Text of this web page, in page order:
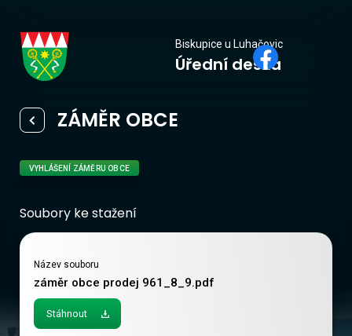
Biskupice u Luhačovic
Úřední deska
ZÁMĚR OBCE
VYHLÁŠENÍ ZÁMĚRU OBCE
Soubory ke stažení
Název souboru
záměr obce prodej 961_8_9.pdf
Stáhnout